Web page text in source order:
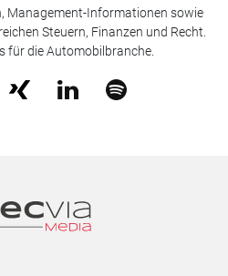
Management-Informationen sowie
Steuern, Finanzen und Recht.
für die Automobilbranche.